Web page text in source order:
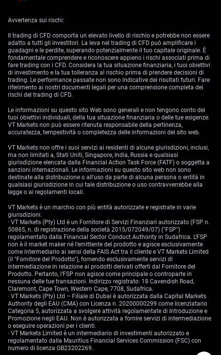
Avvertenza sui rischi:
Il trading di CFD comporta un elevato livello di rischio e potrebbe non essere
adatto a tutti gli investitori. La leva nel trading di CFD può amplificare i
guadagni e le perdite, superando potenzialmente il tuo capitale originale. È
fondamentale comprendere e riconoscere appieno i rischi associati prima di
fare trading con i CFD. Considera la tua situazione finanziaria, i tuoi obiettivi
di investimento e la tua tolleranza al rischio prima di prendere decisioni di
trading. Le performance passate non sono indicative dei risultati futuri. Fare
riferimento ai nostri documenti legali per una comprensione completa dei
rischi del trading di CFD.
Le informazioni su questo sito Web sono generali e non tengono conto dei
tuoi obiettivi individuali, della tua situazione finanziaria o delle tue esigenze.
VT Markets non può essere ritenuta responsabile della pertinenza,
accuratezza, tempestività o completezza delle informazioni del sito web.
VT Markets non offre i suoi servizi ai residenti di alcune giurisdizioni, inclusi,
ma non limitati a, Stati Uniti, Singapore, India, Russia e qualsiasi
giurisdizione elencata dalla Financial Action Task Force (FATF) o soggetta a
sanzioni internazionali. Le informazioni su questo sito web non sono
destinate alla distribuzione o all'uso da parte di alcuna persona o entità in
qualsiasi giurisdizione in cui tale distribuzione o uso contravverrebbe alla
legge o ai regolamenti locali.
VT Markets è un marchio con più entità autorizzate e registrate in varie
giurisdizioni.
· VT Markets (Pty) Ltd è un Fornitore di Servizi Finanziari autorizzato (FSP n.
50865, n. di registrazione della società 2015/072049/07) ("FSP")
regolamentato dalla Financial Sector Conduct Authority in Sudafrica. L’FSP
non è il market maker né l’emittente del prodotto e agisce esclusivamente
come intermediario ai sensi della FAIS Act tra il cliente e VT Markets Limited
(il "Fornitore del Prodotto"), fornendo esclusivamente servizi di
intermediazione in relazione ai prodotti derivati offerti dal Fornitore del
Prodotto. Pertanto, l’FSP non agisce come principale o controparte in
nessuna delle tue transazioni. Indirizzo registrato: 18 Cavendish Road,
Claremont, Cape Town, Western Cape, 7708, Sudafrica.
· VT Markets (Pty) Ltd – Filiale di Dubai è autorizzata dalla Capital Markets
Authority degli EAU (CMA) con Licenza n. 20200000299 come licenziatario
Categoria 5, autorizzata a svolgere attività regolamentate di Introduzione e
Promozione negli EAU. Non è autorizzata a fornire servizi di intermediazione
o eseguire operazioni per i clienti.
· VT Markets Limited è un intermediario di investimenti autorizzato e
regolamentato dalla Mauritius Financial Services Commission (FSC) con
numero di licenza GB23202269.